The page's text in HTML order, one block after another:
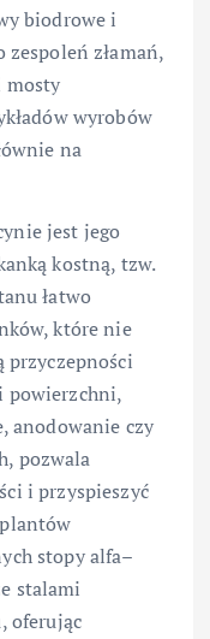
biodrowe i
złamań,
mosty
wyrobów
na
jest jego
kostną, tzw.
łatwo
które nie
przyczepności
powierzchni,
anodowanie czy
pozwala
i przyspieszyć
stopy alfa–
stalami
oferując